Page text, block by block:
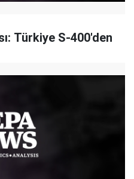
Türkiye S-400'den